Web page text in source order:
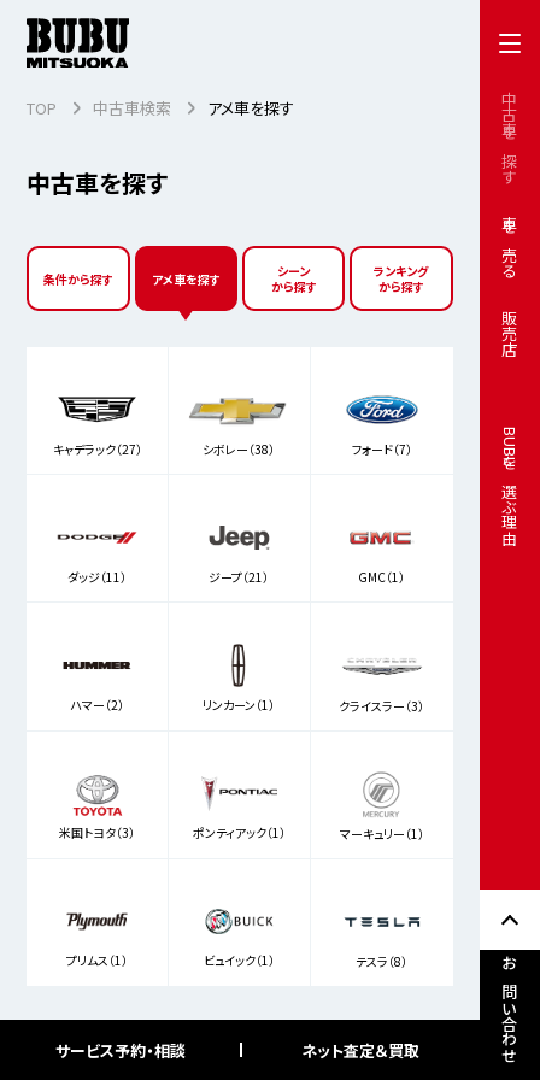
中古車を探す
車を売る
販売店
BUBUを選ぶ理由
お問い合わせ
中古車を探す
TOP 中古車検索 アメ車を探す
条件から探す アメ車を探す
シーン
から探す
ランキング
から探す
キャデラック（27） シボレー（38） フォード（7）
ダッジ（11） ジープ（21） GMC（1）
ハマー（2） リンカーン（1） クライスラー（3）
米国トヨタ（3） ポンティアック（1） マーキュリー（1）
プリムス（1） ビュイック（1） テスラ（8）
サービス予約・相談 ネット査定＆買取